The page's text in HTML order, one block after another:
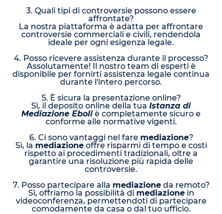
3. Quali tipi di controversie possono essere
affrontate?
La nostra piattaforma è adatta per affrontare
controversie commerciali e civili, rendendola
ideale per ogni esigenza legale.
4. Posso ricevere assistenza durante il processo?
Assolutamente! Il nostro team di esperti è
disponibile per fornirti assistenza legale continua
durante l'intero percorso.
5. È sicura la presentazione online?
Sì, il deposito online della tua Istanza di
Mediazione Eboliè completamente sicuro e
conforme alle normative vigenti.
6. Ci sono vantaggi nel fare mediazione?
Sì, la mediazioneoffre risparmi di tempo e costi
rispetto ai procedimenti tradizionali, oltre a
garantire una risoluzione più rapida delle
controversie.
7. Posso partecipare alla mediazioneda remoto?
Sì, offriamo la possibilità di mediazionein
videoconferenza, permettendoti di partecipare
comodamente da casa o dal tuo ufficio.